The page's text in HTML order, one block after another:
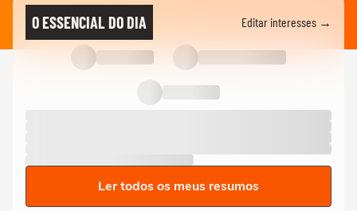
O ESSENCIAL DO DIA Editar interesses →
Ler todos os meus resumos